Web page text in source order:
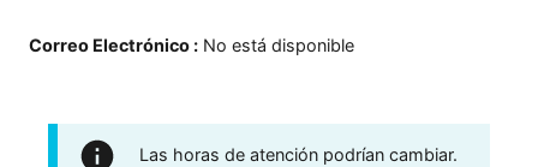
Correo Electrónico : No está disponible
Las horas de atención podrían cambiar.